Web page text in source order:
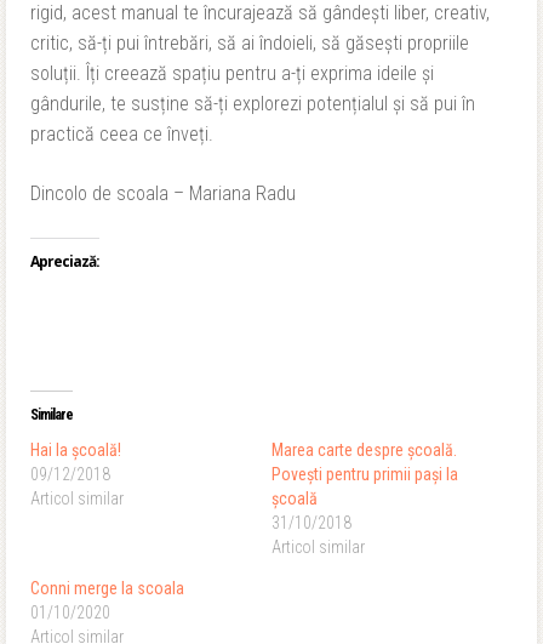
rigid, acest manual te încurajează să gândești liber, creativ,
critic, să-ți pui întrebări, să ai îndoieli, să găsești propriile
soluții. Îți creează spațiu pentru a-ți exprima ideile și
gândurile, te susține să-ți explorezi potențialul și să pui în
practică ceea ce înveți.
Dincolo de scoala – Mariana Radu
Apreciază:
Similare
Hai la școală!
09/12/2018
Articol similar
Marea carte despre școală.
Povești pentru primii pași la
școală
31/10/2018
Articol similar
Conni merge la scoala
01/10/2020
Articol similar